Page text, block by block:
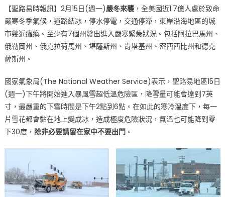
雪
地
聖
路
易
暴
雪
襲
擊
道
中
【聖路易時報訊】2月15日(週一)嚴冬來襲，全美國近1.7億人處於致命
嚴寒冬季氣候，道路結冰，停水停電，交通停滯，東岸沿海地區的城
市幾近癱瘓。至少有7個州發出進入嚴寒緊急狀況。包括阿拉巴馬州、
俄勒岡州、俄克拉荷馬州、堪薩斯州、肯塔基州、密西西比州和德克
薩斯州。
國家氣象局(The National Weather Service)表示，聖路易地區15日
(週一)下午將開始進入暴風雪超低溫危險區，降雪量可能會達到7英
寸，最嚴重的下雪時間是下午2點到6點。在如此的寒冷溫度下，每一
片雪花都會黏在地上變成冰，造成極度危險狀況，氣溫也可能降到零
下30度， 除非必要請留在家中不要出門。